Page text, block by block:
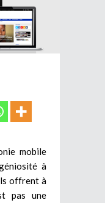
mobile
à
offrent à
pas une